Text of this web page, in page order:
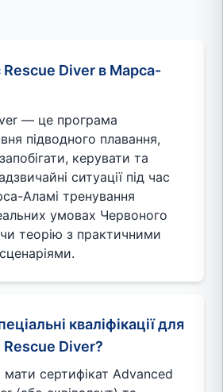
Diver в Марса-
— це програма
підводного плавання,
керувати та
ситуації під час
Аламі тренування
умовах Червоного
теорію з практичними
кваліфікації для
Rescue Diver?
мати сертифікат Advanced